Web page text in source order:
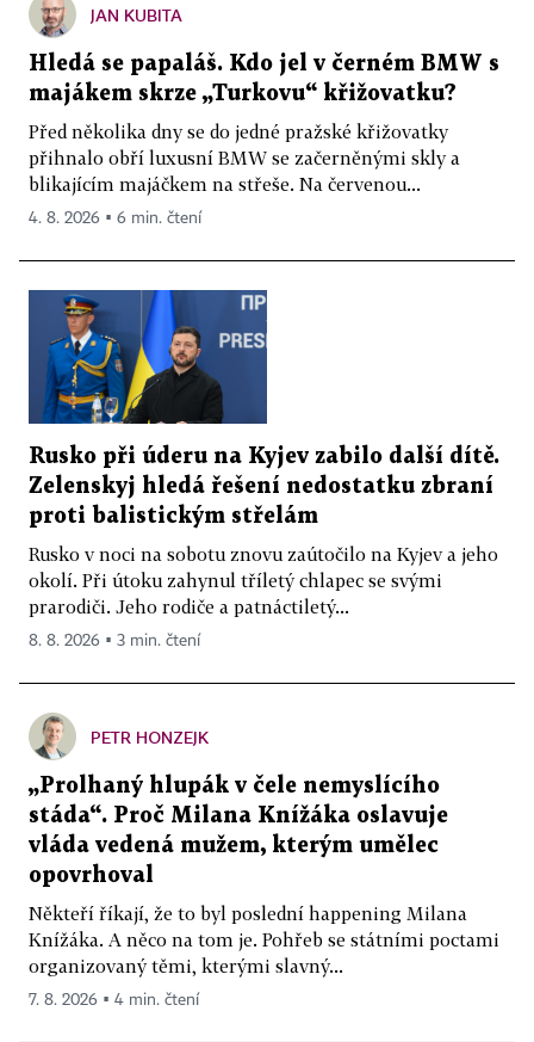
JAN KUBITA
Hledá se papaláš. Kdo jel v černém BMW s
majákem skrze „Turkovu“ křižovatku?
Před několika dny se do jedné pražské křižovatky
přihnalo obří luxusní BMW se začerněnými skly a
blikajícím majáčkem na střeše. Na červenou...
4. 8. 2026 ▪ 6 min. čtení
Rusko při úderu na Kyjev zabilo další dítě.
Zelenskyj hledá řešení nedostatku zbraní
proti balistickým střelám
Rusko v noci na sobotu znovu zaútočilo na Kyjev a jeho
okolí. Při útoku zahynul tříletý chlapec se svými
prarodiči. Jeho rodiče a patnáctiletý...
8. 8. 2026 ▪ 3 min. čtení
PETR HONZEJK
„Prolhaný hlupák v čele nemyslícího
stáda“. Proč Milana Knížáka oslavuje
vláda vedená mužem, kterým umělec
opovrhoval
Někteří říkají, že to byl poslední happening Milana
Knížáka. A něco na tom je. Pohřeb se státními poctami
organizovaný těmi, kterými slavný...
7. 8. 2026 ▪ 4 min. čtení